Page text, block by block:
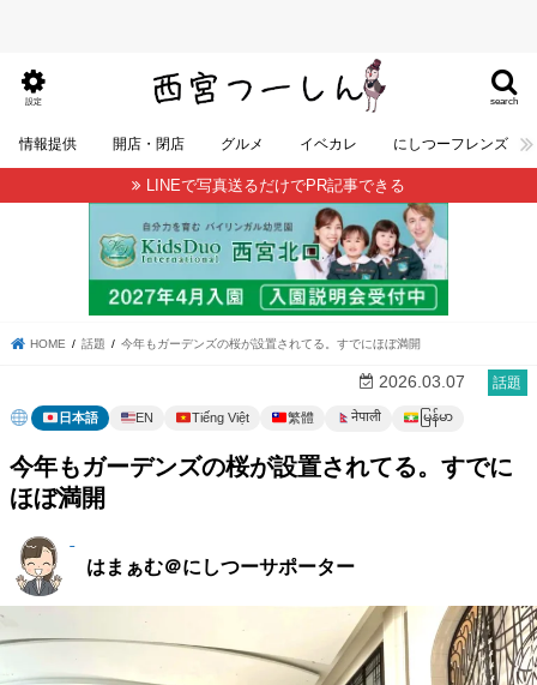
search
設定
情報提供 開店・閉店 グルメ イベカレ にしつーフレンズ
LINEで写真送るだけでPR記事できる
HOME 話題 今年もガーデンズの桜が設置されてる。すでにほぼ満開
話題
2026.03.07
日本語 EN Tiếng Việt 繁體 नेपाली မြန်မာ
今年もガーデンズの桜が設置されてる。すでに
ほぼ満開
はまぁむ＠にしつーサポーター